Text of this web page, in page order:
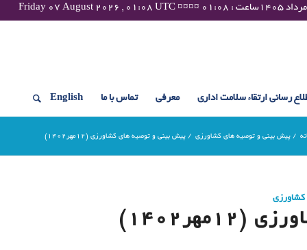
رسانی ارتقاء سلامت اداری معرفی تماس با ما English
/ پیش بینی و توصیه های کشاورزی / پیش بینی و توصیه های کشاورزی (12مهر۱۴۰۲)